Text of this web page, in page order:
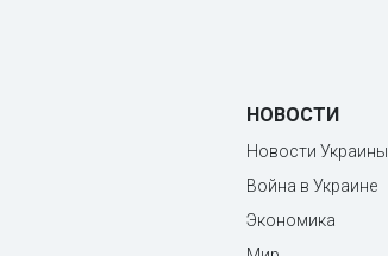
НОВОСТИ
Новости Украины
Война в Украине
Экономика